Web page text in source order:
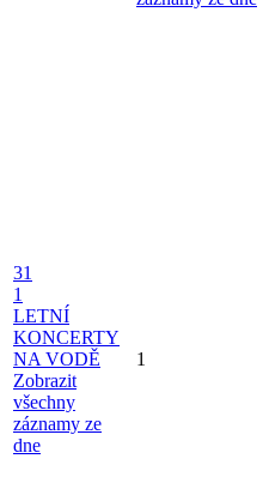
31
1
LETNÍ
KONCERTY
NA VODĚ
Zobrazit
všechny
záznamy ze
dne
1